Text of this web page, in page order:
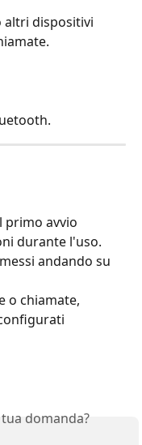
altri dispositivi
primo avvio
durante l'uso.
andando su
o chiamate,
domanda?